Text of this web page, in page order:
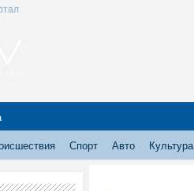
Спорт Авто Культура